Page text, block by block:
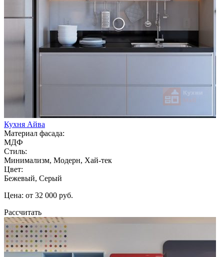
Кухня Айва
Материал фасада:
МДФ
Стиль:
Минимализм, Модерн, Хай-тек
Цвет:
Бежевый, Серый
Цена: от 32 000 руб.
Рассчитать